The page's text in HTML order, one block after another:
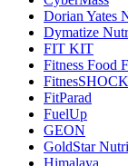
Dorian Yates
Dymatize
FIT KIT
Fitness Food
FitnesSHOCK
FitParad
FuelUp
GEON
GoldStar
Himalaya